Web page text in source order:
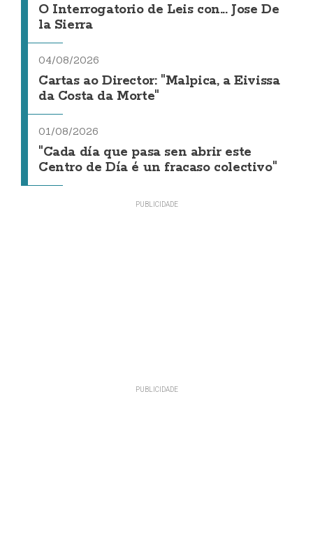
O Interrogatorio de Leis con... Jose De
la Sierra
04/08/2026
Cartas ao Director: "Malpica, a Eivissa
da Costa da Morte"
01/08/2026
"Cada día que pasa sen abrir este
Centro de Día é un fracaso colectivo"